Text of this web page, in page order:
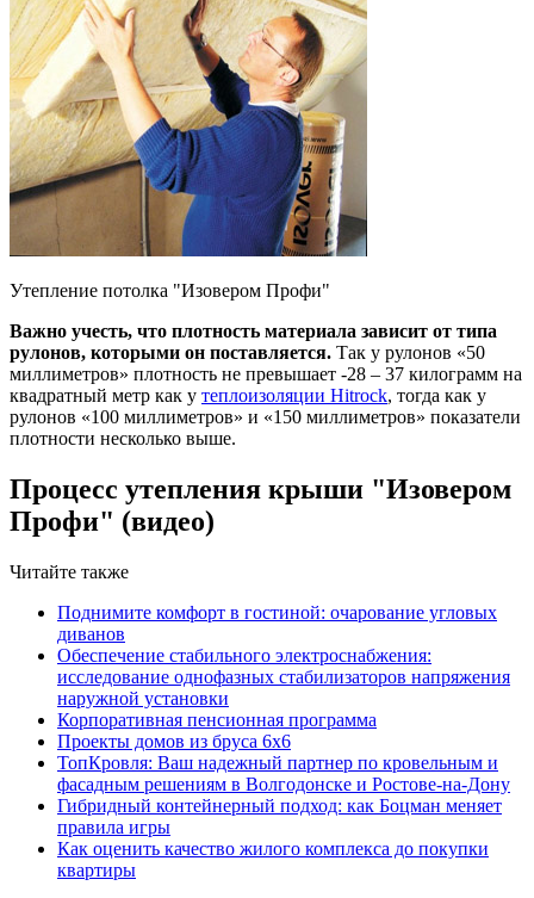
Утепление потолка "Изовером Профи"
Важно учесть, что плотность материала зависит от типа
рулонов, которыми он поставляется. Так у рулонов «50
миллиметров» плотность не превышает -28 – 37 килограмм на
квадратный метр как у теплоизоляции Hitrock, тогда как у
рулонов «100 миллиметров» и «150 миллиметров» показатели
плотности несколько выше.
Процесс утепления крыши "Изовером
Профи" (видео)
Читайте также
Поднимите комфорт в гостиной: очарование угловых
диванов
Обеспечение стабильного электроснабжения:
исследование однофазных стабилизаторов напряжения
наружной установки
Корпоративная пенсионная программа
Проекты домов из бруса 6х6
ТопКровля: Ваш надежный партнер по кровельным и
фасадным решениям в Волгодонске и Ростове-на-Дону
Гибридный контейнерный подход: как Боцман меняет
правила игры
Как оценить качество жилого комплекса до покупки
квартиры